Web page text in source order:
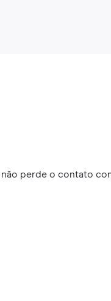
perde o contato